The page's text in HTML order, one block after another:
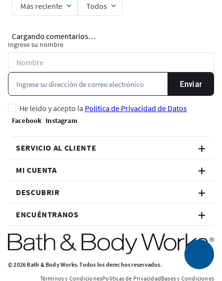
Más reciente Todos
Cargando comentarios…
Ingrese su nombre
Enviar
He leído y acepto la Política de Privacidad de Datos
SERVICIO AL CLIENTE
MI CUENTA
DESCUBRIR
ENCUÉNTRANOS
© 2026 Bath & Body Works. Todos los derechos reservados.
Términos y CondicionesPolíticas de PrivacidadBases y Condiciones